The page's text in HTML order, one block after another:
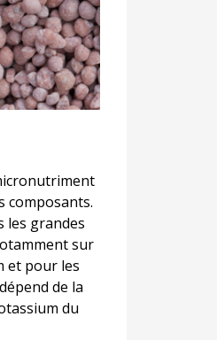
composants.
les grandes
sur
et pour les
de la
du